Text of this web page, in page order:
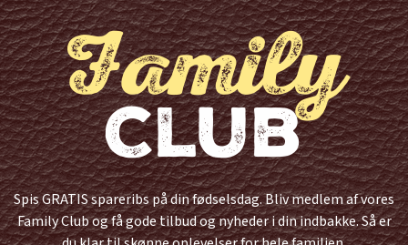
Family
Club
Spis GRATIS spareribs på din fødselsdag. Bliv medlem af vores
Family Club og få gode tilbud og nyheder i din indbakke. Så er